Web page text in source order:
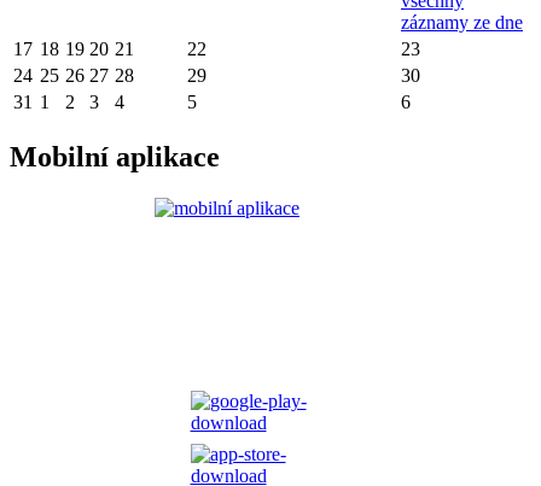
záznamy ze dne
17 18 19 20 21 22
23
24 25 26 27 28 29
30
31 1 2 3 4 5 6
Mobilní aplikace